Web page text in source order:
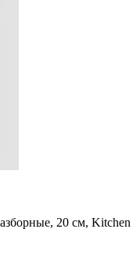
20 см, Kitchen